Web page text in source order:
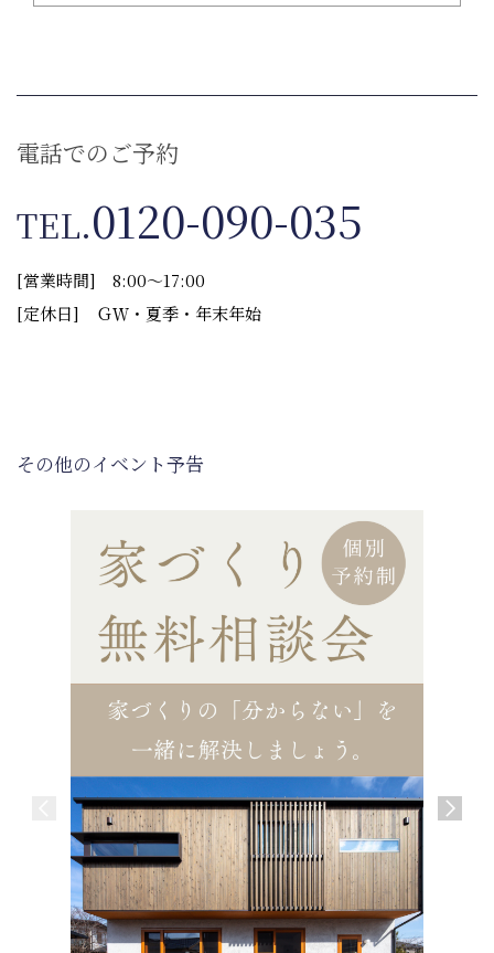
1. 個人情報の取得について
お客様に無断で個人情報を集めることはありませ
お客様へのサービスや情報提供などの目的を明ら
をご提供いただいております。
お客様にご登録いただいた情報は万一ご提供いた
だいた情報に不備があり、サービスの提供に支障
2. 個人情報の利用について
当社は、個人情報を以下の利用目的の達成に必要
以下に定めのない目的で個人情報を利用する場
合、あらかじめご本人の同意を得た上で行いま
す。
(2) お申し込みいただいた各種サービス等を適切
にご提供するため
(3) その他、何らかの理由でお客様へ連絡する必
要が生じたときのため
電話でのご予約
TEL.0120-090-035
[営業時間] 8:00～17:00
[定休日] ＧＷ・夏季・年末年始
その他のイベント予告